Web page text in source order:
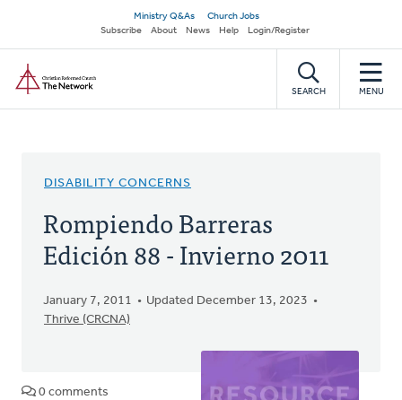
main
content
Secondary
navigation
Ministry Q&As
Church Jobs
Subscribe
About News Help Login/Register
SEARCH MENU
DISABILITY CONCERNS
Rompiendo Barreras
Edición 88 - Invierno 2011
January 7, 2011
Updated December 13, 2023
Thrive (CRCNA)
0 comments